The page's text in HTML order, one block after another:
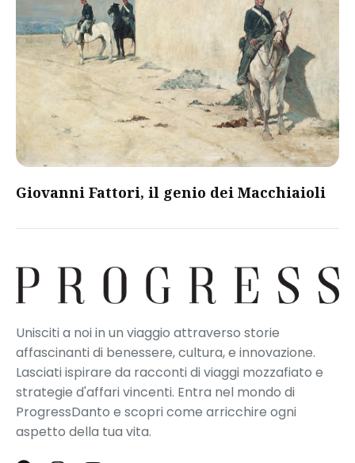
Giovanni Fattori, il genio dei Macchiaioli
Unisciti a noi in un viaggio attraverso storie
affascinanti di benessere, cultura, e innovazione.
Lasciati ispirare da racconti di viaggi mozzafiato e
strategie d'affari vincenti. Entra nel mondo di
ProgressDanto e scopri come arricchire ogni
aspetto della tua vita.